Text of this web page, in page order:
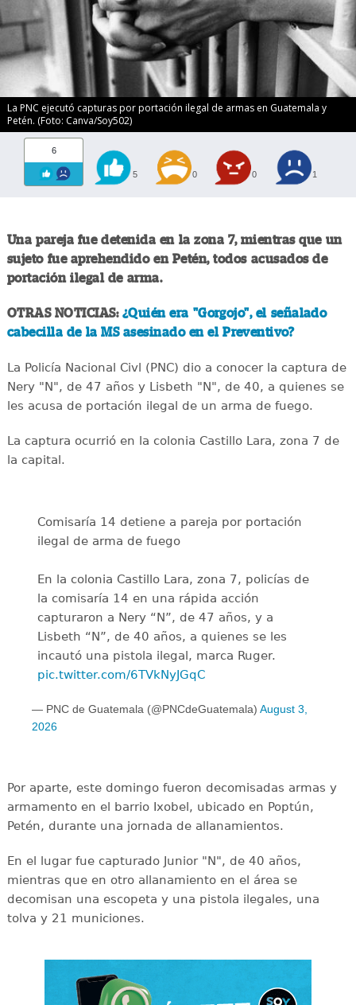
La PNC ejecutó capturas por portación ilegal de armas en Guatemala y
Petén. (Foto: Canva/Soy502)
6
5 0 0 1
Una pareja fue detenida en la zona 7, mientras que un
sujeto fue aprehendido en Petén, todos acusados de
portación ilegal de arma.
OTRAS NOTICIAS: ¿Quién era "Gorgojo", el señalado
cabecilla de la MS asesinado en el Preventivo?
La Policía Nacional Civl (PNC) dio a conocer la captura de
Nery "N", de 47 años y Lisbeth "N", de 40, a quienes se
les acusa de portación ilegal de un arma de fuego.
La captura ocurrió en la colonia Castillo Lara, zona 7 de
la capital.
Comisaría 14 detiene a pareja por portación
ilegal de arma de fuego
En la colonia Castillo Lara, zona 7, policías de
la comisaría 14 en una rápida acción
capturaron a Nery “N”, de 47 años, y a
Lisbeth “N”, de 40 años, a quienes se les
incautó una pistola ilegal, marca Ruger.
pic.twitter.com/6TVkNyJGqC
— PNC de Guatemala (@PNCdeGuatemala) August 3,
2026
Por aparte, este domingo fueron decomisadas armas y
armamento en el barrio Ixobel, ubicado en Poptún,
Petén, durante una jornada de allanamientos.
En el lugar fue capturado Junior "N", de 40 años,
mientras que en otro allanamiento en el área se
decomisan una escopeta y una pistola ilegales, una
tolva y 21 municiones.